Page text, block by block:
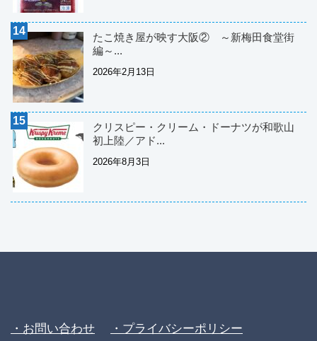
たこ焼き屋が映す大阪② ～新梅田食堂街
編～...
2026年2月13日
クリスピー・クリーム・ドーナツが和歌山
初上陸／アド...
2026年8月3日
・お問い合わせ
・プライバシーポリシー